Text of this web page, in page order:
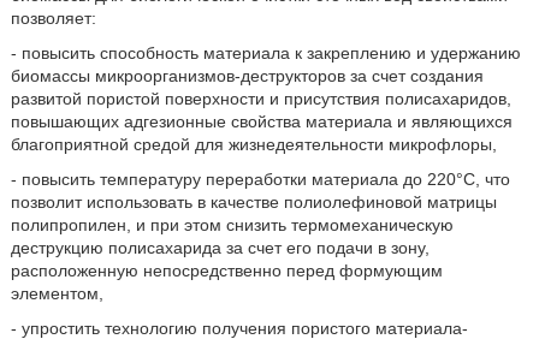
позволяет:
- повысить способность материала к закреплению и удержанию
биомассы микроорганизмов-деструкторов за счет создания
развитой пористой поверхности и присутствия полисахаридов,
повышающих адгезионные свойства материала и являющихся
благоприятной средой для жизнедеятельности микрофлоры,
- повысить температуру переработки материала до 220°С, что
позволит использовать в качестве полиолефиновой матрицы
полипропилен, и при этом снизить термомеханическую
деструкцию полисахарида за счет его подачи в зону,
расположенную непосредственно перед формующим
элементом,
- упростить технологию получения пористого материала-